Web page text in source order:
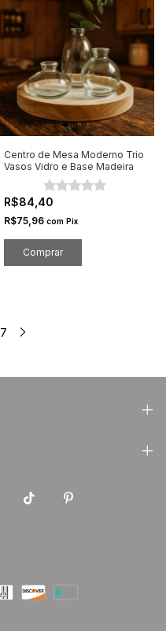
Centro de Mesa Moderno Trio
Vasos Vidro e Base Madeira
R$84,40
R$75,96 com Pix
7